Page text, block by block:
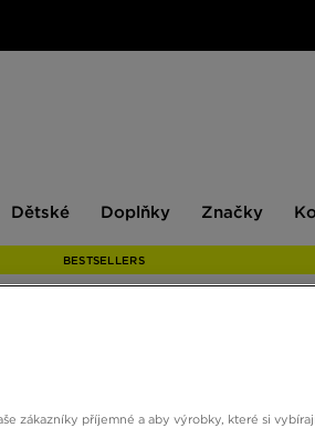
Dětské Doplňky Značky
BESTSELLERS
zákazníky příjemné a aby výrobky, které si